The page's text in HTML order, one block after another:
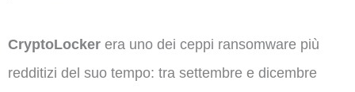
CryptoLocker era uno dei ceppi ransomware più
redditizi del suo tempo: tra settembre e dicembre